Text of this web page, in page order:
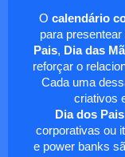
O calendário
para
Pais, Dia das
reforçar o
Cada uma
criativos
Dia dos
corporativas ou
e power banks